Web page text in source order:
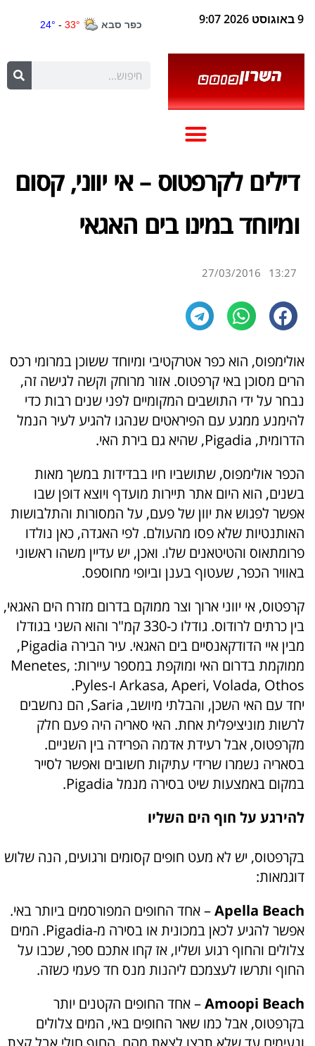
9 באוגוסט 2026 9:07
דילים לקרפטוס – אי יווני, קסום
ומיוחד במינו בים האגאי
13:27
27/03/2016
אולימפוס, הוא כפר אטרקטיבי ומיוחד ששוכן במרומי רכס
הרים מסוכן באי קרפטוס. אזור מרוחק וקשה לגישה זה,
נבחר על ידי התושבים המקומיים לפני שנים רבות כדי
להימנע ממגע עם הפיראטים שנהגו להגיע לעיר הנמל
הדרומית, Pigadia, שהיא גם בירת האי.
הכפר אולימפוס, שתושביו חיו בבדידות במשך מאות
בשנים, הוא היום אתר תיירות מועדף ויוצא דופן שבו
אפשר לפגוש את יוון של פעם, על המסורות והתלבושות
האותנטיות שלא פסו מהעולם. לפי האגדה, כאן נולדו
פרומתאוס והטיטאנים שלו. ואכן, יש עדיין משהו ראשוני
באוויר הכפר, שעטוף בענן וביופי מחוספס.
קרפטוס, אי יווני ארוך וצר ממוקם בדרום מזרח הים האגאי,
בין כרתים לרודוס. גודלו כ-330 קמ"ר והוא השני בגודלו
מבין איי הדודקאנסיים בים האגאי. עיר הבירה Pigadia,
ממוקמת בדרום האי ומוקפת במספר עיירות: Menetes,
Arkasa, Aperi, Volada, Othos ו-Pyles.
יחד עם האי השכן, והבלתי מיושב, Saria, הם נחשבים
לרשות מוניציפלית אחת. האי סאריה היה פעם חלק
מקרפטוס, אבל רעידת אדמה הפרידה בין השניים.
בסאריה נשמרו שרידי עתיקות חשובים ואפשר לסייר
במקום באמצעות שיט בסירה מנמל Pigadia.
להירגע על חוף הים השליו
בקרפטוס, יש לא מעט חופים קסומים ורגועים, הנה שלוש
דוגמאות:
Apella Beach– אחד החופים המפורסמים ביותר באי.
אפשר להגיע לכאן במכונית או בסירה מ-Pigadia. המים
צלולים והחוף רגוע ושליו, אז קחו אתכם ספר, שכבו על
החוף ותרשו לעצמכם ליהנות מנס חד פעמי כשזה.
Amoopi Beach– אחד החופים הקטנים יותר
בקרפטוס, אבל כמו שאר החופים באי, המים צלולים